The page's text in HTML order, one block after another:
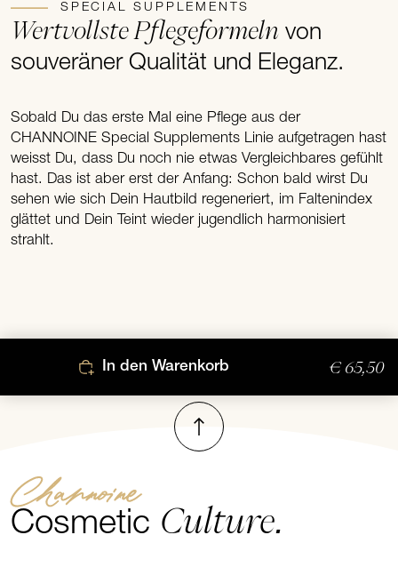
SPECIAL SUPPLEMENTS
Wertvollste Pflegeformeln von
souveräner Qualität und Eleganz.
Sobald Du das erste Mal eine Pflege aus der
CHANNOINE Special Supplements Linie aufgetragen hast
weisst Du, dass Du noch nie etwas Vergleichbares gefühlt
hast. Das ist aber erst der Anfang: Schon bald wirst Du
sehen wie sich Dein Hautbild regeneriert, im Faltenindex
glättet und Dein Teint wieder jugendlich harmonisiert
strahlt.
In den Warenkorb € 65,50
Nach oben
Channoine
Cosmetic Culture.